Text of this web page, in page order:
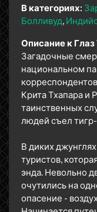
В категориях:
Болливуд
Описание к Глаз
Загадочные
национальном
Крита Тхапара и
таинственных
людей съел
В диких
туристов,
энда. Невольно
очутились на
опасение -